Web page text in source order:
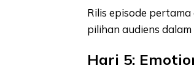
Rilis episode
pilihan audiens dalam
Hari 5: